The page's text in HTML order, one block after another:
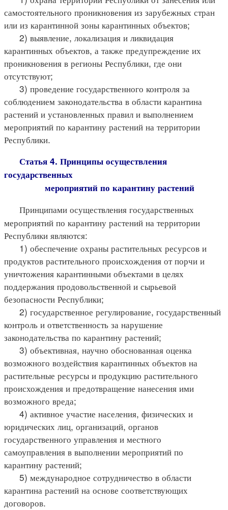
самостоятельного проникновения из зарубежных стран
или из карантинной зоны карантинных объектов;
2) выявление, локализация и ликвидация
карантинных объектов, а также предупреждение их
проникновения в регионы Республики, где они
отсутствуют;
3) проведение государственного контроля за
соблюдением законодательства в области карантина
растений и установленных правил и выполнением
мероприятий по карантину растений на территории
Республики.
Статья 4. Принципы осуществления
государственных
мероприятий по карантину растений
Принципами осуществления государственных
мероприятий по карантину растений на территории
Республики являются:
1) обеспечение охраны растительных ресурсов и
продуктов растительного происхождения от порчи и
уничтожения карантинными объектами в целях
поддержания продовольственной и сырьевой
безопасности Республики;
2) государственное регулирование, государственный
контроль и ответственность за нарушение
законодательства по карантину растений;
3) объективная, научно обоснованная оценка
возможного воздействия карантинных объектов на
растительные ресурсы и продукцию растительного
происхождения и предотвращение нанесения ими
возможного вреда;
4) активное участие населения, физических и
юридических лиц, организаций, органов
государственного управления и местного
самоуправления в выполнении мероприятий по
карантину растений;
5) международное сотрудничество в области
карантина растений на основе соответствующих
договоров.